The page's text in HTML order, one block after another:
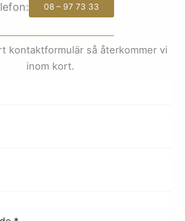
08 – 97 73 33
kontaktformulär så återkommer vi
inom kort.